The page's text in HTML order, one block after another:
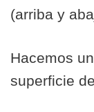
(arriba y
Hacemos
superficie